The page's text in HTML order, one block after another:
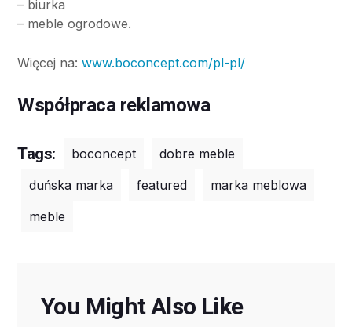
– biurka
– meble ogrodowe.
Więcej na: www.boconcept.com/pl-pl/
Współpraca reklamowa
Tags: boconcept
dobre meble
duńska marka
featured
marka meblowa
meble
You Might Also Like